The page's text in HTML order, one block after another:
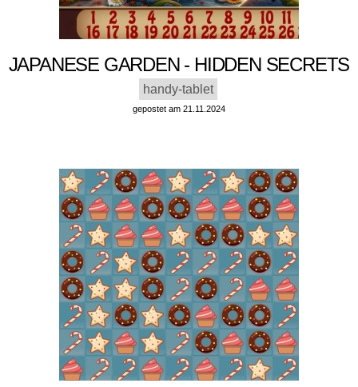
JAPANESE GARDEN - HIDDEN SECRETS
handy-tablet
gepostet am 21.11.2024